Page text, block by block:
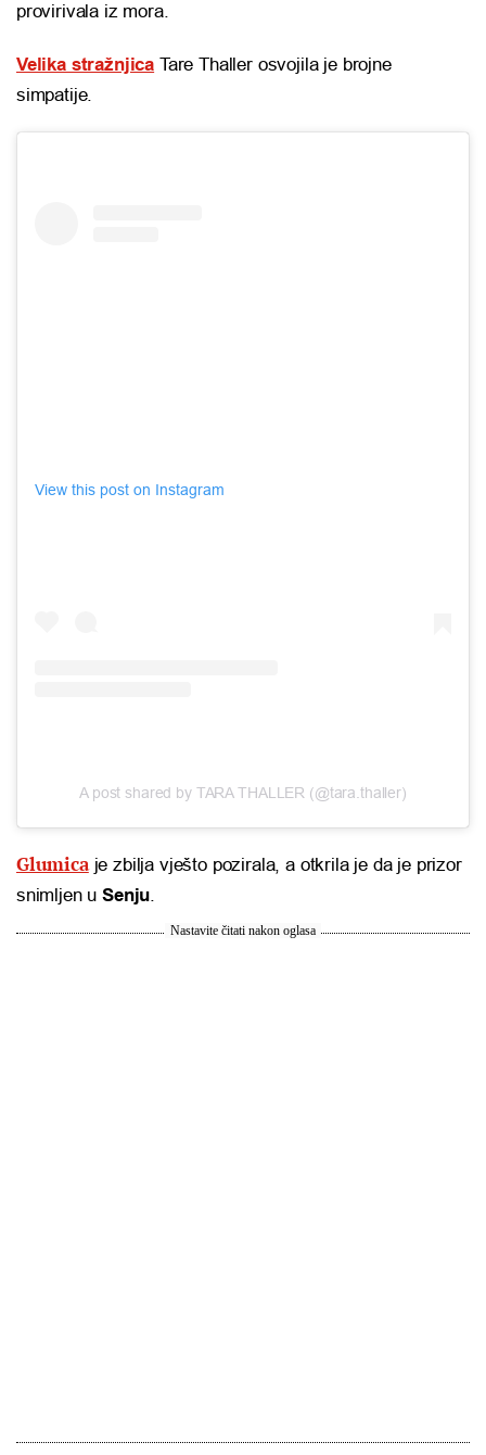
provirivala iz mora.
Velika stražnjica Tare Thaller osvojila je brojne
simpatije.
View this post on Instagram
A post shared by TARA THALLER (@tara.thaller)
Glumicaje zbilja vješto pozirala, a otkrila je da je prizor
snimljen uSenju
Nastavite čitati nakon oglasa